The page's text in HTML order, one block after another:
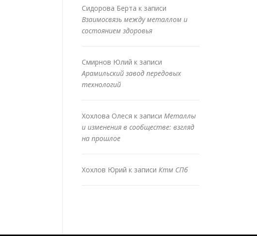
Сидорова Берта к записи
Взаимосвязь между металлом и
состоянием здоровья
Смирнов Юлий к записи
Арамильский завод передовых
технологий
Хохлова Олеся к записи Металлы
и изменения в сообществе: взгляд
на прошлое
Хохлов Юрий к записи Ктм СПб